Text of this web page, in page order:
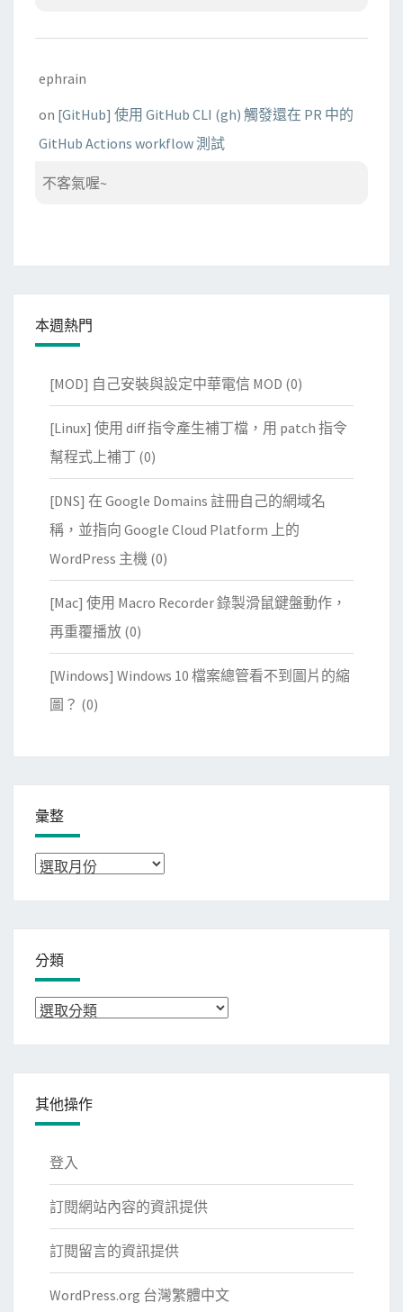
ephrain
on [GitHub] 使用 GitHub CLI (gh) 觸發還在 PR 中的
GitHub Actions workflow 測試
不客氣喔~
本週熱門
[MOD] 自己安裝與設定中華電信 MOD (0)
[Linux] 使用 diff 指令產生補丁檔，用 patch 指令
幫程式上補丁 (0)
[DNS] 在 Google Domains 註冊自己的網域名
稱，並指向 Google Cloud Platform 上的
WordPress 主機 (0)
[Mac] 使用 Macro Recorder 錄製滑鼠鍵盤動作，
再重覆播放 (0)
[Windows] Windows 10 檔案總管看不到圖片的縮
圖？ (0)
彙整
彙
分類
分
其他操作
登入
訂閱網站內容的資訊提供
訂閱留言的資訊提供
WordPress.org 台灣繁體中文